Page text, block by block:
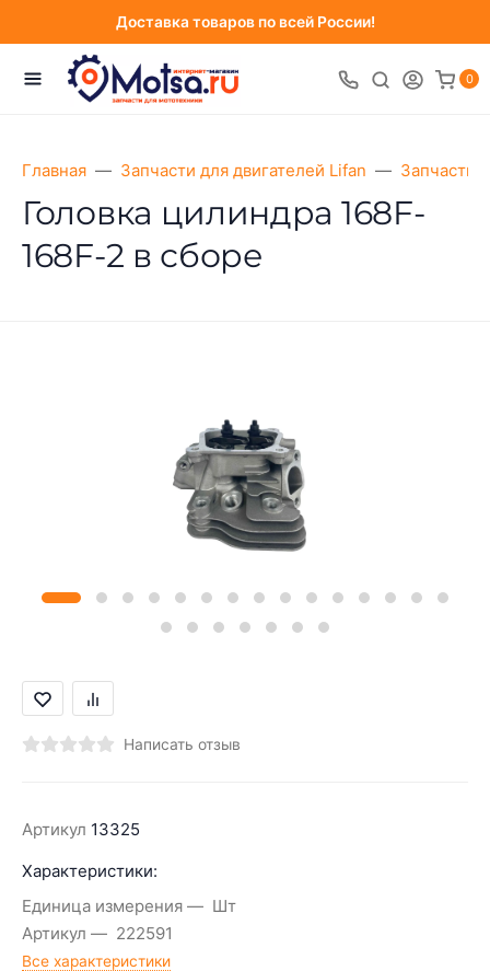
Доставка товаров по всей России!
0
Главная Запчасти для двигателей Lifan Запчасти
Головка цилиндра 168F-
168F-2 в сборе
Написать отзыв
Артикул 13325
Характеристики:
Единица измерения
Шт
Артикул
222591
Все характеристики